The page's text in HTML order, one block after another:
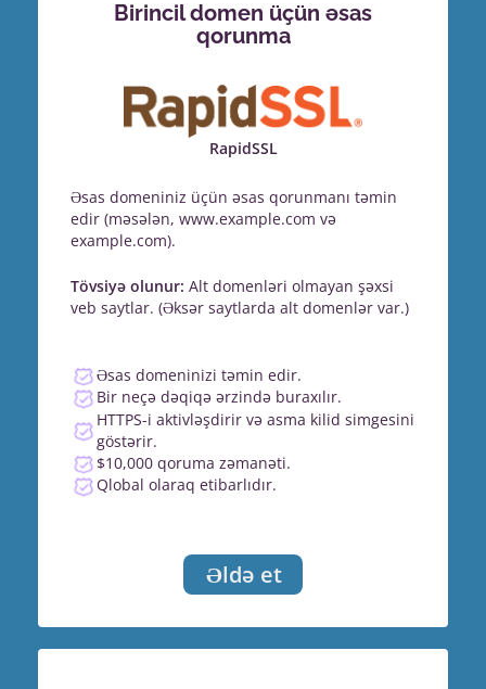
Birincil domen üçün əsas
qorunma
RapidSSL
Əsas domeniniz üçün əsas qorunmanı təmin
edir (məsələn, www.example.com və
example.com).
Tövsiyə olunur: Alt domenləri olmayan şəxsi
veb saytlar. (Əksər saytlarda alt domenlər var.)
Əsas domeninizi təmin edir.
Bir neçə dəqiqə ərzində buraxılır.
HTTPS-i aktivləşdirir və asma kilid simgesini
göstərir.
$10,000 qoruma zəmanəti.
Qlobal olaraq etibarlıdır.
Əldə et